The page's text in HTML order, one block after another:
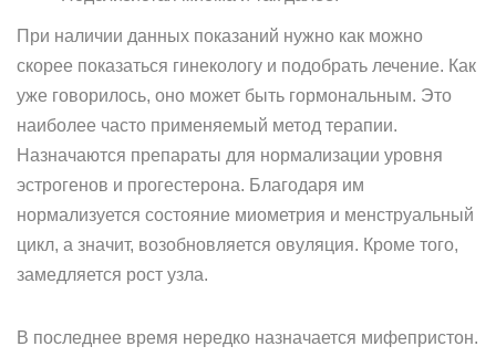
При наличии данных показаний нужно как можно
скорее показаться гинекологу и подобрать лечение. Как
уже говорилось, оно может быть гормональным. Это
наиболее часто применяемый метод терапии.
Назначаются препараты для нормализации уровня
эстрогенов и прогестерона. Благодаря им
нормализуется состояние миометрия и менструальный
цикл, а значит, возобновляется овуляция. Кроме того,
замедляется рост узла.
В последнее время нередко назначается мифепристон.